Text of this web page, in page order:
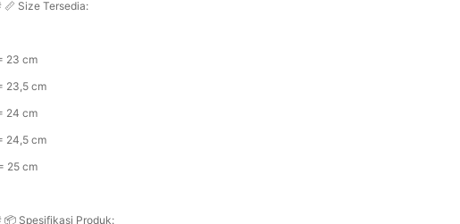
Size Tersedia:
23 cm
23,5 cm
24 cm
24,5 cm
25 cm
📦 Spesifikasi Produk: